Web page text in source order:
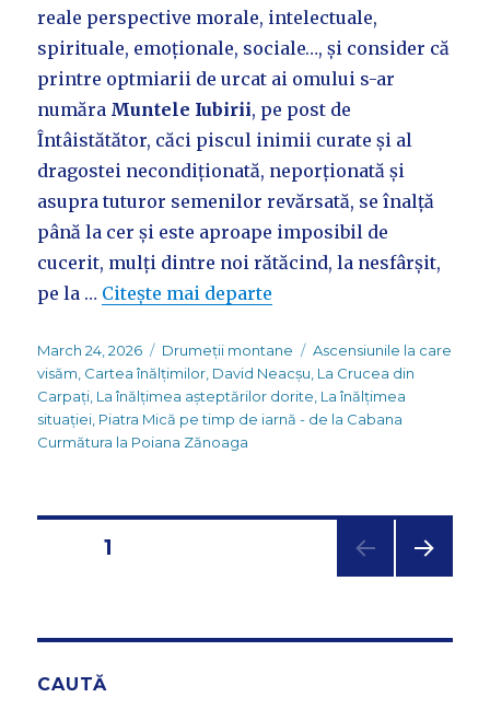
reale perspective morale, intelectuale,
spirituale, emoționale, sociale…, și consider că
printre optmiarii de urcat ai omului s-ar
număra Muntele Iubirii, pe post de
Întâistătător, căci piscul inimii curate și al
dragostei necondiționată, neporționată și
asupra tuturor semenilor revărsată, se înalță
până la cer și este aproape imposibil de
cucerit, mulți dintre noi rătăcind, la nesfârșit,
pe la … Citește mai departe
Posted
on
March 24, 2026 Categories
Drumeții montane Tags
Ascensiunile la care
visăm Cartea înălțimilor David Neacșu La Crucea din
Carpați La înălțimea așteptărilor dorite La înălțimea
situației Piatra Mică pe timp de iarnă - de la Cabana
Curmătura la Poiana Zănoaga
Posts
PAGE1
CAUTĂ